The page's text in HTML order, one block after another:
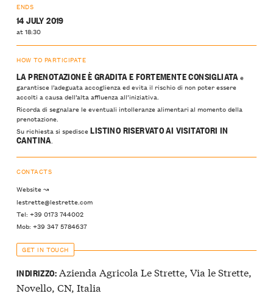
ENDS
14 JULY 2019
at 18:30
HOW TO PARTICIPATE
LA PRENOTAZIONE È GRADITA E FORTEMENTE CONSIGLIATAe
garantisce l’adeguata accoglienza ed evita il rischio di non poter essere
accolti a causa dell’alta affluenza all’iniziativa.
Ricorda di segnalare le eventuali intolleranze alimentari al momento della
prenotazione.
Su richiesta si spedisceLISTINO RISERVATO AI VISITATORI IN
CANTINA.
CONTACTS
Website ↝
lestrette@lestrette.com
Tel: +39 0173 744002
Mob: +39 347 5784637
GET IN TOUCH
INDIRIZZO:Azienda Agricola Le Strette, Via le Strette,
Novello, CN, Italia